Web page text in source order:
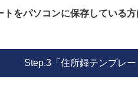
をパソコンに保存している
Step.3「住所録テンプレ